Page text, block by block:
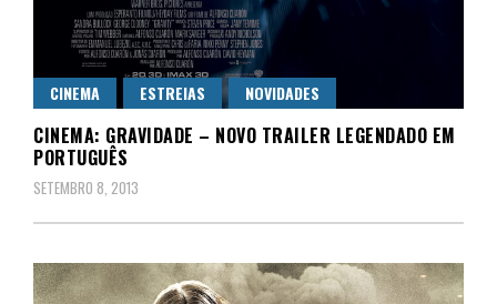
CINEMA ESTREIAS NOVIDADES
CINEMA: GRAVIDADE – NOVO TRAILER LEGENDADO EM
PORTUGUÊS
SETEMBRO 8, 2013